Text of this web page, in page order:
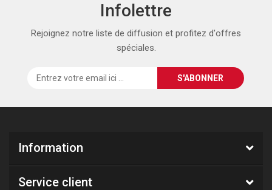
Infolettre
Rejoignez notre liste de diffusion et profitez d'offres
spéciales.
Information
Service client